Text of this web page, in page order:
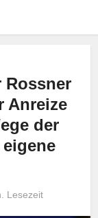
Rossner
Anreize
der
Lesezeit